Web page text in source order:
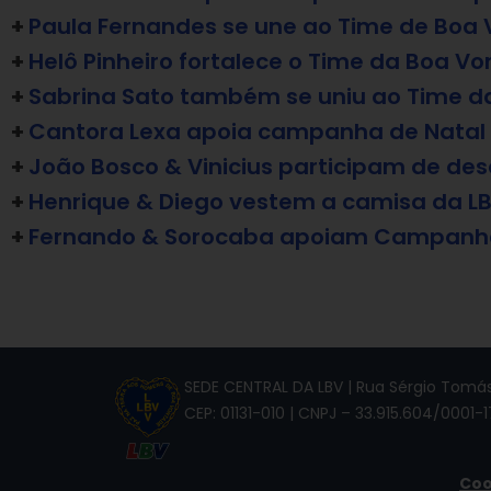
+ Paula Fernandes se une ao Time de
+ Helô Pinheiro fortalece o Time da Boa
+ Sabrina Sato também se uniu ao Time
+ Cantora Lexa apoia campanha de
+ João Bosco & Vinicius participam de
+ Henrique & Diego vestem a camisa da
+ Fernando & Sorocaba apoiam
SEDE CENTRAL DA LBV | Rua Sérgio
CEP: 01131-010 | CNPJ – 33.915.604/